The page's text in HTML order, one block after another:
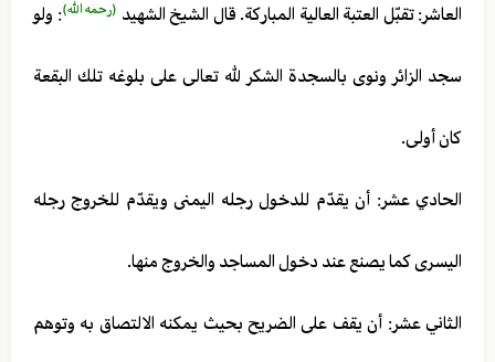
العاشر: تقبّل العتبة العالية المباركة. قال الشيخ الشهيد (رحمه الله): ولو
سجد الزائر ونوى بالسجدة الشكر لله تعالى على بلوغه تلك البقعة
كان أولى.
الحادي عشر: أن يقدّم للدخول رجله اليمنى ويقدّم للخروج رجله
اليسرى كما يصنع عند دخول المساجد والخروج منها.
الثاني عشر: أن يقف على الضريح بحيث يمكنه الالتصاق به وتوهم